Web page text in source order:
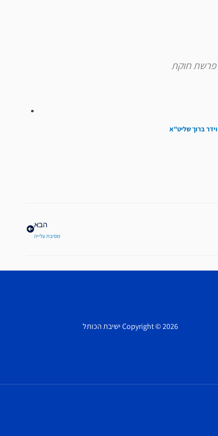
ברוך שליט"א
הבא
מסיבת עלייה
Copyright © 2026 ישיבת הכותל